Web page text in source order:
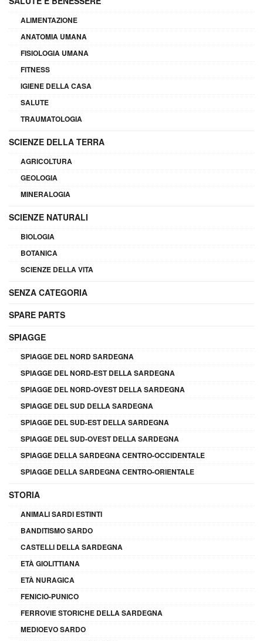
ALIMENTAZIONE
ANATOMIA UMANA
FISIOLOGIA UMANA
FITNESS
IGIENE DELLA CASA
SALUTE
TRAUMATOLOGIA
SCIENZE DELLA TERRA
AGRICOLTURA
GEOLOGIA
MINERALOGIA
SCIENZE NATURALI
BIOLOGIA
BOTANICA
SCIENZE DELLA VITA
SENZA CATEGORIA
SPARE PARTS
SPIAGGE
SPIAGGE DEL NORD SARDEGNA
SPIAGGE DEL NORD-EST DELLA SARDEGNA
SPIAGGE DEL NORD-OVEST DELLA SARDEGNA
SPIAGGE DEL SUD DELLA SARDEGNA
SPIAGGE DEL SUD-EST DELLA SARDEGNA
SPIAGGE DEL SUD-OVEST DELLA SARDEGNA
SPIAGGE DELLA SARDEGNA CENTRO-OCCIDENTALE
SPIAGGE DELLA SARDEGNA CENTRO-ORIENTALE
STORIA
ANIMALI SARDI ESTINTI
BANDITISMO SARDO
CASTELLI DELLA SARDEGNA
ETÀ GIOLITTIANA
ETÀ NURAGICA
FENICIO-PUNICO
FERROVIE STORICHE DELLA SARDEGNA
MEDIOEVO SARDO